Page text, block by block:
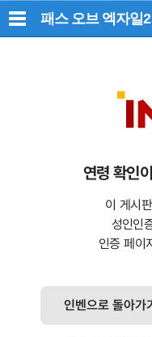
패스 오브 엑자일2
연령 확인
이 게시
성인인
인증 페이
인벤으로 돌아가